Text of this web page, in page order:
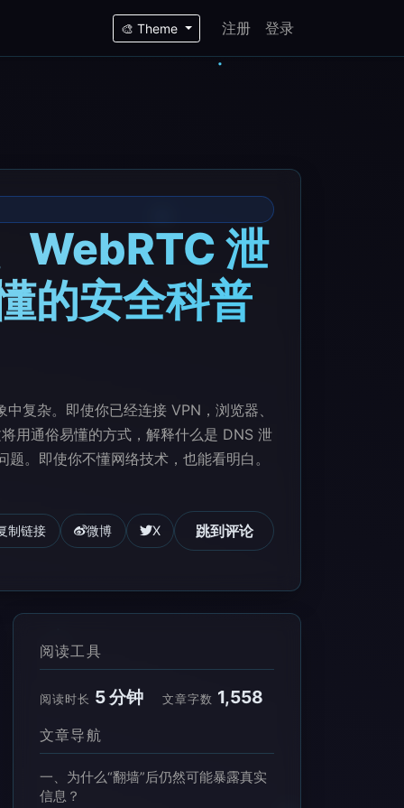
🎨 Theme 注册 登录
WebRTC 泄
的安全科普
复杂。即使你已经连接 VPN，浏览器、
用通俗易懂的方式，解释什么是 DNS 泄
。即使你不懂网络技术，也能看明白。
制链接 微博 X 跳到评论
阅读工具
阅读时长 5 分钟 文章字数 1,558
文章导航
一、为什么“翻墙”后仍然可能暴露真实
信息？